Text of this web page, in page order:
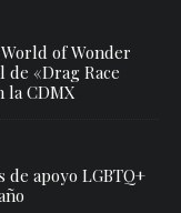
of Wonder
«Drag Race
la CDMX
de apoyo LGBTQ+